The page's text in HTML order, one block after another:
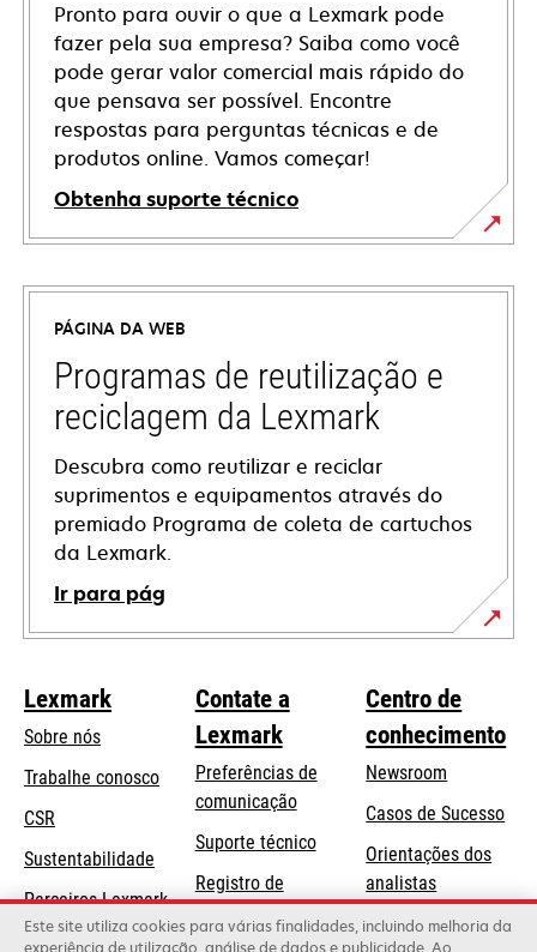
Pronto para ouvir o que a Lexmark pode
fazer pela sua empresa? Saiba como você
pode gerar valor comercial mais rápido do
que pensava ser possível. Encontre
respostas para perguntas técnicas e de
produtos online. Vamos começar!
Obtenha suporte técnico
abre
em
nova
guia
PÁGINA DA WEB
Programas de reutilização e
reciclagem da Lexmark
Descubra como reutilizar e reciclar
suprimentos e equipamentos através do
premiado Programa de coleta de cartuchos
da Lexmark.
Ir para pág
Lexmark
Sobre nós
Trabalhe conosco
CSR
Sustentabilidade
Parceiros Lexmark
Contate a
Lexmark
Preferências de
comunicação
Suporte técnicoabre
uma
nova
Registro de
produtos
Centro de
conhecimento
Newsroom
Casos de Sucesso
Orientações dos
analistas
Blog Lexmark
Este site utiliza cookies para várias finalidades, incluindo melhoria da
experiência de utilização, análise de dados e publicidade. Ao